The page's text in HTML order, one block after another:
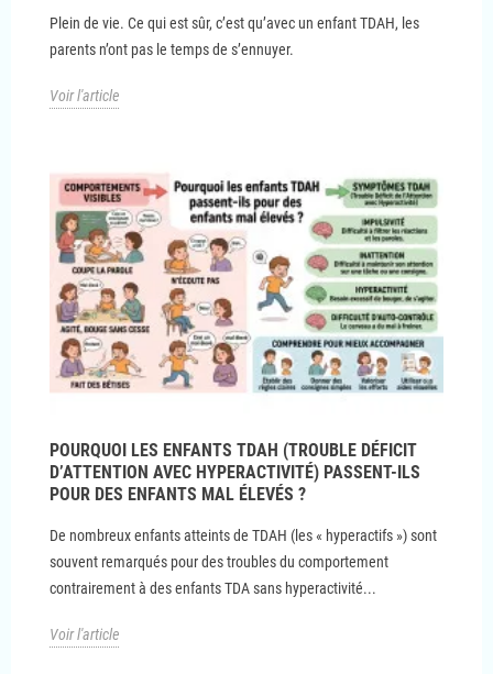
Plein de vie. Ce qui est sûr, c’est qu’avec un enfant TDAH, les
parents n’ont pas le temps de s’ennuyer.
Voir l'article
POURQUOI LES ENFANTS TDAH (TROUBLE DÉFICIT
D’ATTENTION AVEC HYPERACTIVITÉ) PASSENT-ILS
POUR DES ENFANTS MAL ÉLEVÉS ?
De nombreux enfants atteints de TDAH (les « hyperactifs ») sont
souvent remarqués pour des troubles du comportement
contrairement à des enfants TDA sans hyperactivité...
Voir l'article